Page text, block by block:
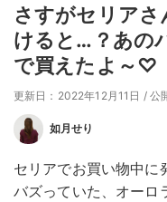
さすがセリア
けると…？あの
で買えたよ～♡
更新日：2022年12月11日 / 公
如月せり
セリアでお買い物中に
バズっていた、オーロ